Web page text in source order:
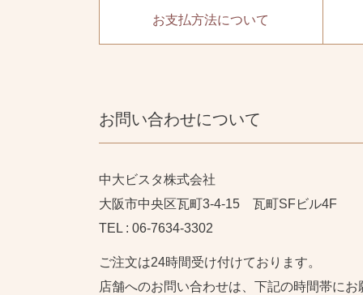
お支払方法について
お問い合わせについて
中大ビスタ株式会社
大阪市中央区瓦町3-4-15 瓦町SFビル4F
TEL : 06-7634-3302
ご注文は24時間受け付けております。
店舗へのお問い合わせは、下記の時間帯に